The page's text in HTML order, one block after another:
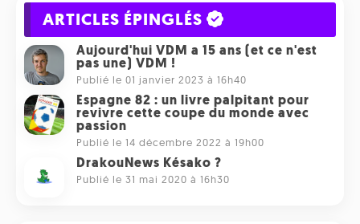
ARTICLES ÉPINGLÉS
Aujourd'hui VDM a 15 ans (et ce n'est
pas une) VDM !
Publié le 01 janvier 2023 à 16h40
Espagne 82 : un livre palpitant pour
revivre cette coupe du monde avec
passion
Publié le 14 décembre 2022 à 19h00
DrakouNews Késako ?
Publié le 31 mai 2020 à 16h30